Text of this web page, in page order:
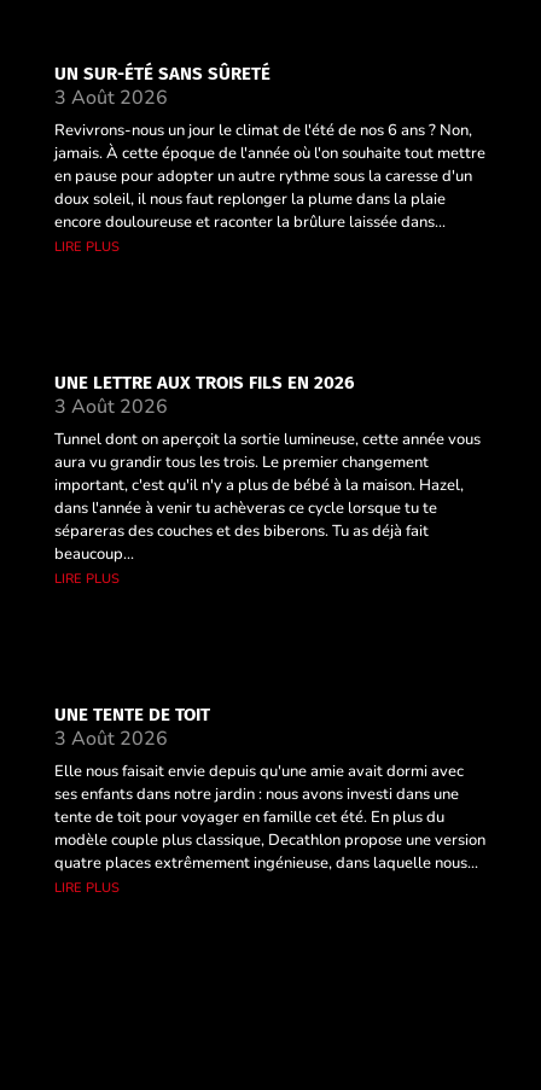
UN SUR-ÉTÉ SANS SÛRETÉ
3 Août 2026
Revivrons-nous un jour le climat de l'été de nos 6 ans ? Non,
jamais. À cette époque de l'année où l'on souhaite tout mettre
en pause pour adopter un autre rythme sous la caresse d'un
doux soleil, il nous faut replonger la plume dans la plaie
encore douloureuse et raconter la brûlure laissée dans...
lire plus
UNE LETTRE AUX TROIS FILS EN 2026
3 Août 2026
Tunnel dont on aperçoit la sortie lumineuse, cette année vous
aura vu grandir tous les trois. Le premier changement
important, c'est qu'il n'y a plus de bébé à la maison. Hazel,
dans l'année à venir tu achèveras ce cycle lorsque tu te
sépareras des couches et des biberons. Tu as déjà fait
beaucoup...
lire plus
UNE TENTE DE TOIT
3 Août 2026
Elle nous faisait envie depuis qu'une amie avait dormi avec
ses enfants dans notre jardin : nous avons investi dans une
tente de toit pour voyager en famille cet été. En plus du
modèle couple plus classique, Decathlon propose une version
quatre places extrêmement ingénieuse, dans laquelle nous...
lire plus